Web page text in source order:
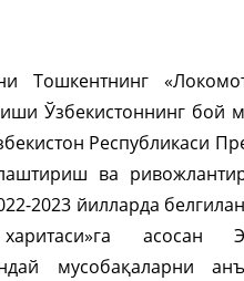
Тошкентнинг
Ўзбекистоннинг бой
Республикаси
ва
2023 йилларда
асосан
мусобақаларни